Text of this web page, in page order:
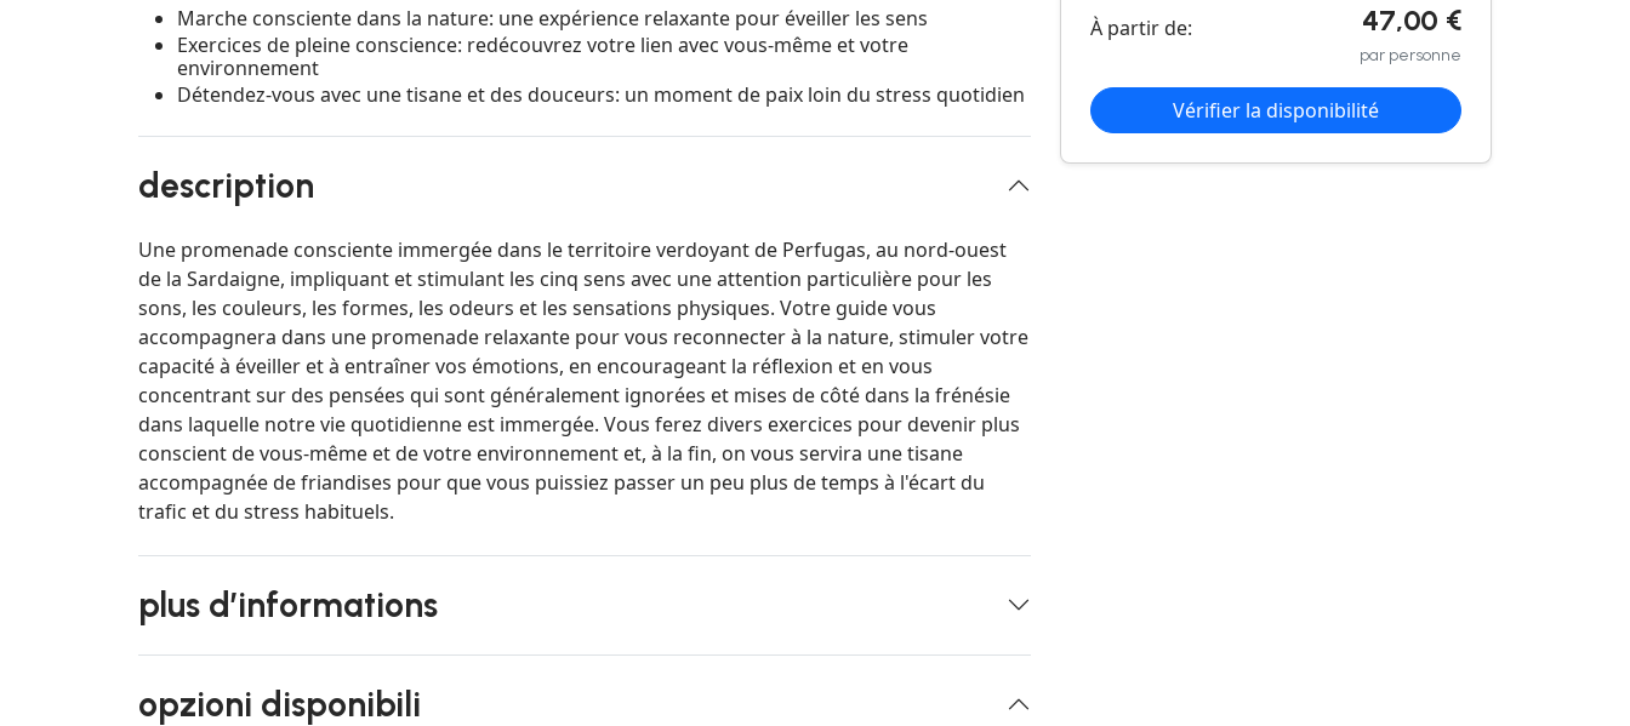
Marche consciente dans la nature: une expérience relaxante pour éveiller les sens
Exercices de pleine conscience: redécouvrez votre lien avec vous-même et votre
environnement
Détendez-vous avec une tisane et des douceurs: un moment de paix loin du stress quotidien
description
Une promenade consciente immergée dans le territoire verdoyant de Perfugas, au nord-ouest
de la Sardaigne, impliquant et stimulant les cinq sens avec une attention particulière pour les
sons, les couleurs, les formes, les odeurs et les sensations physiques. Votre guide vous
accompagnera dans une promenade relaxante pour vous reconnecter à la nature, stimuler votre
capacité à éveiller et à entraîner vos émotions, en encourageant la réflexion et en vous
concentrant sur des pensées qui sont généralement ignorées et mises de côté dans la frénésie
dans laquelle notre vie quotidienne est immergée. Vous ferez divers exercices pour devenir plus
conscient de vous-même et de votre environnement et, à la fin, on vous servira une tisane
accompagnée de friandises pour que vous puissiez passer un peu plus de temps à l'écart du
trafic et du stress habituels.
plus d’informations
opzioni disponibili
À partir de: 47,00 €
par personne
Vérifier la disponibilité